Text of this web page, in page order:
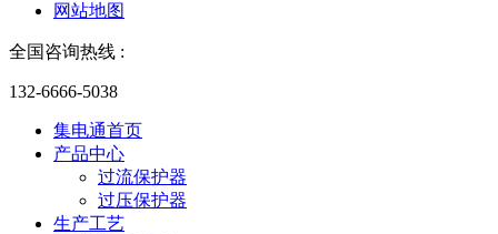
网站地图
全国咨询热线 :
132-6666-5038
集电通首页
产品中心
过流保护器
过压保护器
生产工艺